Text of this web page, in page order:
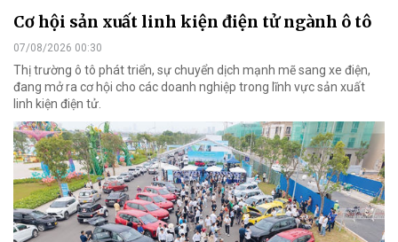
Cơ hội sản xuất linh kiện điện tử ngành ô tô
07/08/2026 00:30
Thị trường ô tô phát triển, sự chuyển dịch mạnh mẽ sang xe điện,
đang mở ra cơ hội cho các doanh nghiệp trong lĩnh vực sản xuất
linh kiện điện tử.